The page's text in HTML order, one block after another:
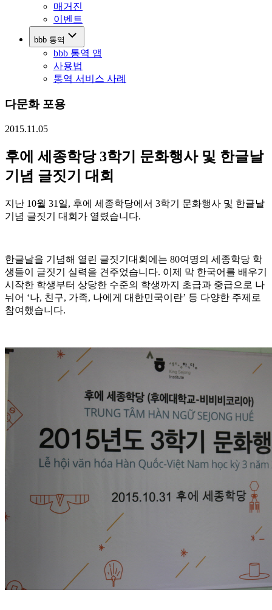
매거진
이벤트
bbb 통역
bbb 통역 앱
사용법
통역 서비스 사례
다문화 포용
2015.11.05
후에 세종학당 3학기 문화행사 및 한글날
기념 글짓기 대회
지난 10월 31일, 후에 세종학당에서 3학기 문화행사 및 한글날
기념 글짓기 대회가 열렸습니다.
한글날을 기념해 열린 글짓기대회에는 80여명의 세종학당 학
생들이 글짓기 실력을 견주었습니다. 이제 막 한국어를 배우기
시작한 학생부터 상당한 수준의 학생까지 초급과 중급으로 나
뉘어 ‘나, 친구, 가족, 나에게 대한민국이란’ 등 다양한 주제로
참여했습니다.